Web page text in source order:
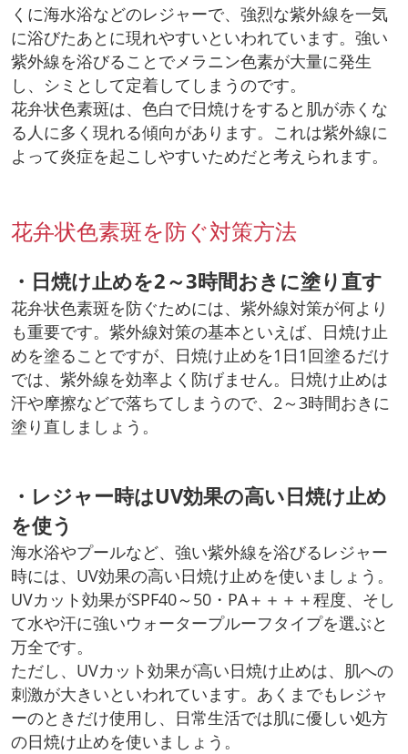
くに海水浴などのレジャーで、強烈な紫外線を一気
に浴びたあとに現れやすいといわれています。強い
紫外線を浴びることでメラニン色素が大量に発生
し、シミとして定着してしまうのです。
花弁状色素斑は、色白で日焼けをすると肌が赤くな
る人に多く現れる傾向があります。これは紫外線に
よって炎症を起こしやすいためだと考えられます。
花弁状色素斑を防ぐ対策方法
・日焼け止めを2～3時間おきに塗り直す
花弁状色素斑を防ぐためには、紫外線対策が何より
も重要です。紫外線対策の基本といえば、日焼け止
めを塗ることですが、日焼け止めを1日1回塗るだけ
では、紫外線を効率よく防げません。日焼け止めは
汗や摩擦などで落ちてしまうので、2～3時間おきに
塗り直しましょう。
・レジャー時はUV効果の高い日焼け止め
を使う
海水浴やプールなど、強い紫外線を浴びるレジャー
時には、UV効果の高い日焼け止めを使いましょう。
UVカット効果がSPF40～50・PA＋＋＋＋程度、そし
て水や汗に強いウォータープルーフタイプを選ぶと
万全です。
ただし、UVカット効果が高い日焼け止めは、肌への
刺激が大きいといわれています。あくまでもレジャ
ーのときだけ使用し、日常生活では肌に優しい処方
の日焼け止めを使いましょう。